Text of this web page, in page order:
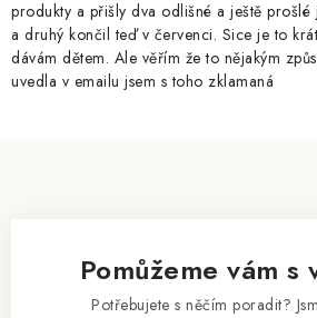
i
s
u
produkty a přišly dva odlišné a ještě
a druhý končil teď v červenci. Sice je to
dávám dětem. Ale věřím že to nějakým
uvedla v emailu jsem s toho zklamaná
Pomůžeme vám s
Potřebujete s něčím poradit?